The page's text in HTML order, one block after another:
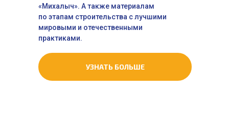
«Михалыч». А также материалам
по этапам строительства с лучшими
мировыми и отечественными
практиками.
УЗНАТЬ БОЛЬШЕ